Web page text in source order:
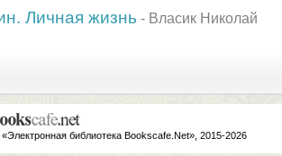
Личная жизнь - Власик Николай
библиотека Bookscafe.Net», 2015-2026